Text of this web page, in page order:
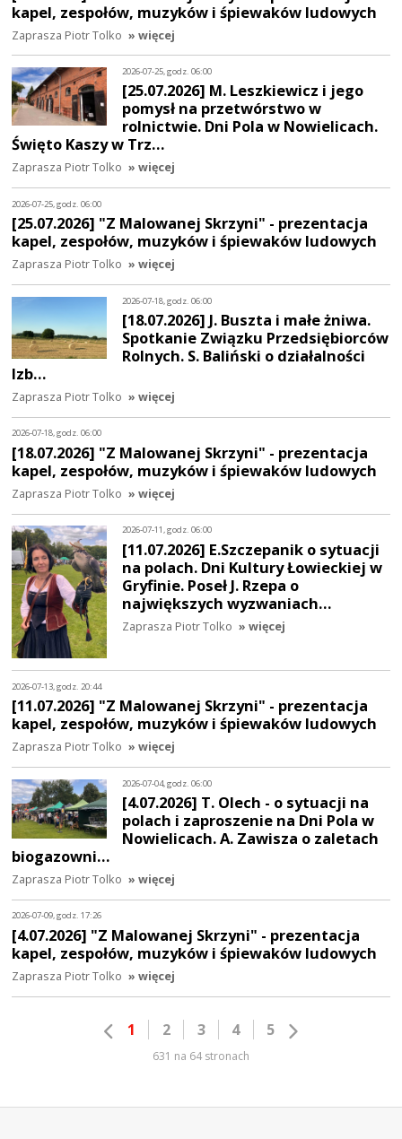
kapel, zespołów, muzyków i śpiewaków ludowych
Zaprasza Piotr Tolko » więcej
2026-07-25, godz. 06:00
[25.07.2026] M. Leszkiewicz i jego
pomysł na przetwórstwo w
rolnictwie. Dni Pola w Nowielicach.
Święto Kaszy w Trz…
Zaprasza Piotr Tolko » więcej
2026-07-25, godz. 06:00
[25.07.2026] "Z Malowanej Skrzyni" - prezentacja
kapel, zespołów, muzyków i śpiewaków ludowych
Zaprasza Piotr Tolko » więcej
2026-07-18, godz. 06:00
[18.07.2026] J. Buszta i małe żniwa.
Spotkanie Związku Przedsiębiorców
Rolnych. S. Baliński o działalności
Izb…
Zaprasza Piotr Tolko » więcej
2026-07-18, godz. 06:00
[18.07.2026] "Z Malowanej Skrzyni" - prezentacja
kapel, zespołów, muzyków i śpiewaków ludowych
Zaprasza Piotr Tolko » więcej
2026-07-11, godz. 06:00
[11.07.2026] E.Szczepanik o sytuacji
na polach. Dni Kultury Łowieckiej w
Gryfinie. Poseł J. Rzepa o
największych wyzwaniach…
Zaprasza Piotr Tolko » więcej
2026-07-13, godz. 20:44
[11.07.2026] "Z Malowanej Skrzyni" - prezentacja
kapel, zespołów, muzyków i śpiewaków ludowych
Zaprasza Piotr Tolko » więcej
2026-07-04, godz. 06:00
[4.07.2026] T. Olech - o sytuacji na
polach i zaproszenie na Dni Pola w
Nowielicach. A. Zawisza o zaletach
biogazowni…
Zaprasza Piotr Tolko » więcej
2026-07-09, godz. 17:26
[4.07.2026] "Z Malowanej Skrzyni" - prezentacja
kapel, zespołów, muzyków i śpiewaków ludowych
Zaprasza Piotr Tolko » więcej
1 2 3 4 5
631 na 64 stronach